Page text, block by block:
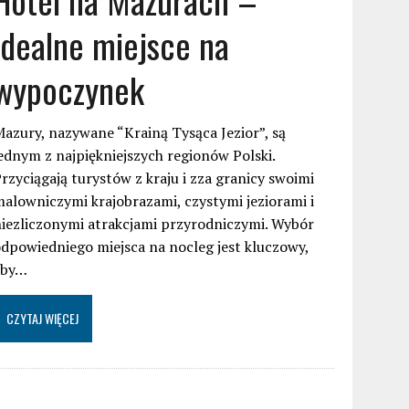
miejsce na
nazywane “Krainą Tysąca Jezior”, są
z najpiękniejszych regionów Polski.
turystów z kraju i zza granicy swoimi
krajobrazami, czystymi jeziorami i
atrakcjami przyrodniczymi. Wybór
miejsca na nocleg jest kluczowy,
CZYTAJ WIĘCEJ